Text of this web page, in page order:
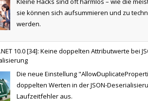
Meta soll halbe Milliarde Dollar in Fonds für
Kommender Apple-Chef setzt erste
Cirro 12000 überzeugt mit einer starken
niedrigen Geräuschpegel.
bleibt: Münchens neuer OB vollzieht
OB Krause (Grüne) belässt Tempo 30 auf
Die Beschwerde seines Vorgängers Reiter
gerichtliche Anordnung wird zurückgezogen.
sie können sich aufsummieren und zu
werden.
10.0 [34]: Keine doppelten Attributwerte bei
Die neue Einstellung
doppelten Werten in der JSON-
Laufzeitfehler aus.